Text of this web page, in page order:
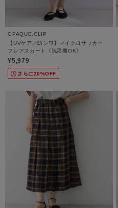
OPAQUE.CLIP
【UVケア／防シワ】マイクロサッカー
フレアスカート《洗濯機OK》
¥5,979
さらに20%OFF